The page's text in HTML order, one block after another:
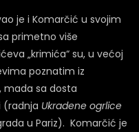
je i Komarčić u svojim
primetno više
„krimića“ su, u većoj
poznatim iz
mada sa dosta
(radnja Ukradene ogrlice
u Pariz). Komarčić je